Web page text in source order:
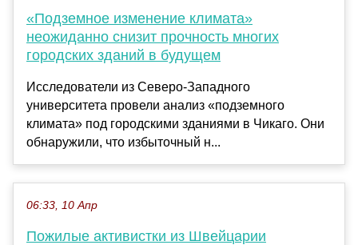
«Подземное изменение климата»
неожиданно снизит прочность многих
городских зданий в будущем
Исследователи из Северо-Западного
университета провели анализ «подземного
климата» под городскими зданиями в Чикаго. Они
обнаружили, что избыточный н...
06:33, 10 Апр
Пожилые активистки из Швейцарии